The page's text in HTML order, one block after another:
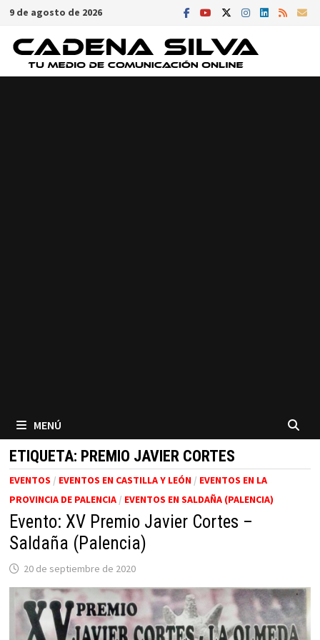
Saltar
contenido
9 de agosto de 2026
MENÚ
ETIQUETA: PREMIO JAVIER CORTES
EVENTOS / EVENTOS EN CASTILLA Y LEÓN/ EVENTOS EN LA
PROVINCIA DE PALENCIA/ EVENTOS EN SALDAÑA (PALENCIA)
Evento: XV Premio Javier Cortes –
Saldaña (Palencia)
20 de septiembre de 2020